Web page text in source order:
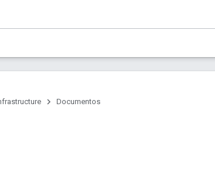
Documentos